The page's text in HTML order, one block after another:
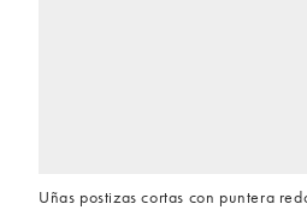
Uñas postizas cortas con puntera